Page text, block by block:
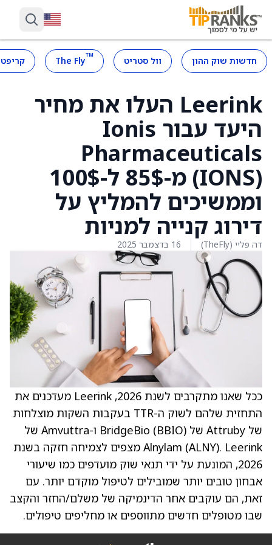
חדשות שוק ההון וול סטריט ™
The Fly
Leerink העלו את מחיר
היעד עבור Ionis
Pharmaceuticals
(IONS) מ-85$ ל-100$
וממשיכים להמליץ על
דירוג קנייה למניות
דה פליי (TheFly) 16 בדצמבר 2025
ככל שאנו מתקרבים לשנת 2026, Leerink מעדכנים את
התחזית שלהם לשוק ה-TTR בעקבות השקות מוצלחות
של Attruby של BridgeBio (BBIO) ו-Amvuttra של
Alnylam (ALNY). Leerink מצפים לצמיחה חזקה בשנת
2026, המונעת על ידי תנאי שוק מועדפים כמו שיעורי
אבחון טובים יותר שמובילים לטיפול מוקדם יותר. עם
זאת, הם עוקבים אחר הדינמיקה של משלם/החזר והקצב
שבו מטופלים חדשים מתווספים או מחליפים טיפולים.